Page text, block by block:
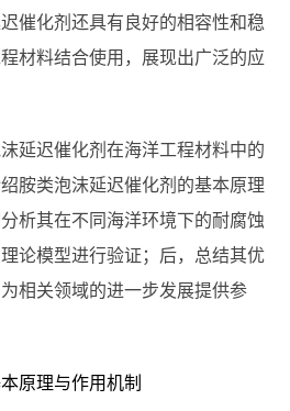
催化剂还具有良好的相容性和稳
材料结合使用，展现出广泛的应
延迟催化剂在海洋工程材料中的
胺类泡沫延迟催化剂的基本原理
析其在不同海洋环境下的耐腐蚀
论模型进行验证；后，总结其优
相关领域的进一步发展提供参
原理与作用机制